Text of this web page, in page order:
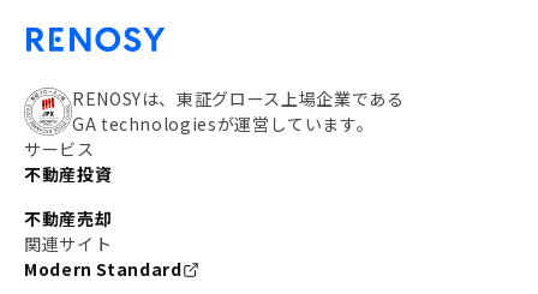
RENOSYは、東証グロース上場企業である
GA technologiesが運営しています。
サービス
不動産投資
不動産売却
関連サイト
Modern Standard